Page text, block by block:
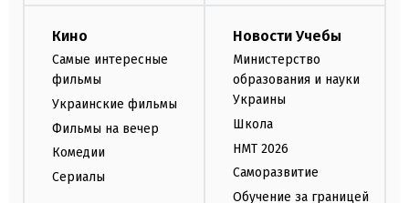
Кино
Самые интересные
фильмы
Украинские фильмы
Фильмы на вечер
Комедии
Сериалы
Новости Учебы
Министерство
образования и науки
Украины
Школа
НМТ 2026
Саморазвитие
Обучение за границей